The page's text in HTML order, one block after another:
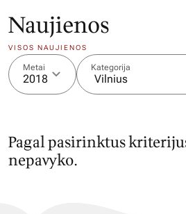
Naujienos
VISOS NAUJIENOS
Metai
2018
Kategorija
Vilnius
Pagal pasirinktus
nepavyko.